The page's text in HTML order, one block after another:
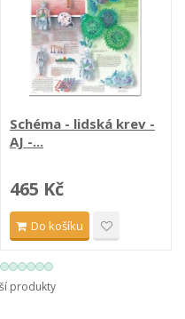
Schéma - lidská krev -
AJ -...
465 Kč
Do košíku
produkty